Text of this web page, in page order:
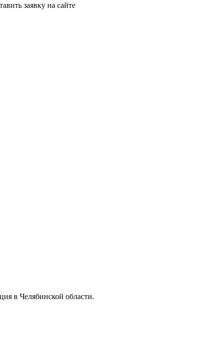
заявку на сайте
в Челябинской области.